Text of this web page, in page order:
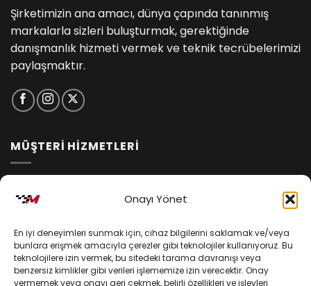
Onayı Yönet
En iyi deneyimleri sunmak için, cihaz bilgilerini saklamak ve/veya
bunlara erişmek amacıyla çerezler gibi teknolojiler kullanıyoruz. Bu
teknolojilere izin vermek, bu sitedeki tarama davranışı veya
benzersiz kimlikler gibi verileri işlememize izin verecektir. Onay
vermemek veya onayı geri çekmek, belirli özellikleri ve işlevleri
Şirketimizin ana amacı, dünya çapında tanınmış
markalarla sizleri buluşturmak, gerektiğinde
danışmanlık hizmeti vermek ve teknik tecrübelerimizi
paylaşmaktır.
MÜŞTERİ HİZMETLERİ
Kişisel Verilerin Korunması
Mesafeli Satış Sözleşmesi